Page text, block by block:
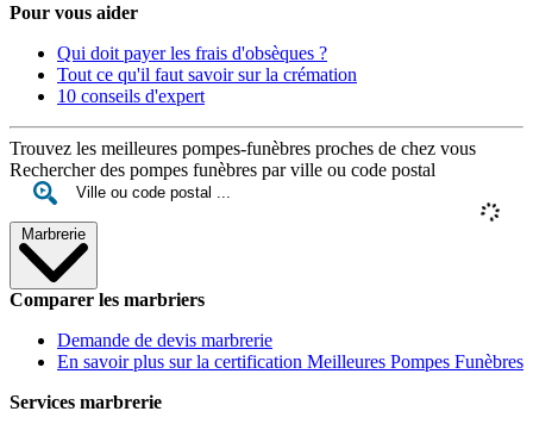
Pour vous aider
Qui doit payer les frais d'obsèques ?
Tout ce qu'il faut savoir sur la crémation
10 conseils d'expert
Trouvez les meilleures pompes-funèbres proches de chez vous
Rechercher des pompes funèbres par ville ou code postal
Marbrerie
Comparer les marbriers
Demande de devis marbrerie
En savoir plus sur la certification Meilleures Pompes Funèbres
Services marbrerie